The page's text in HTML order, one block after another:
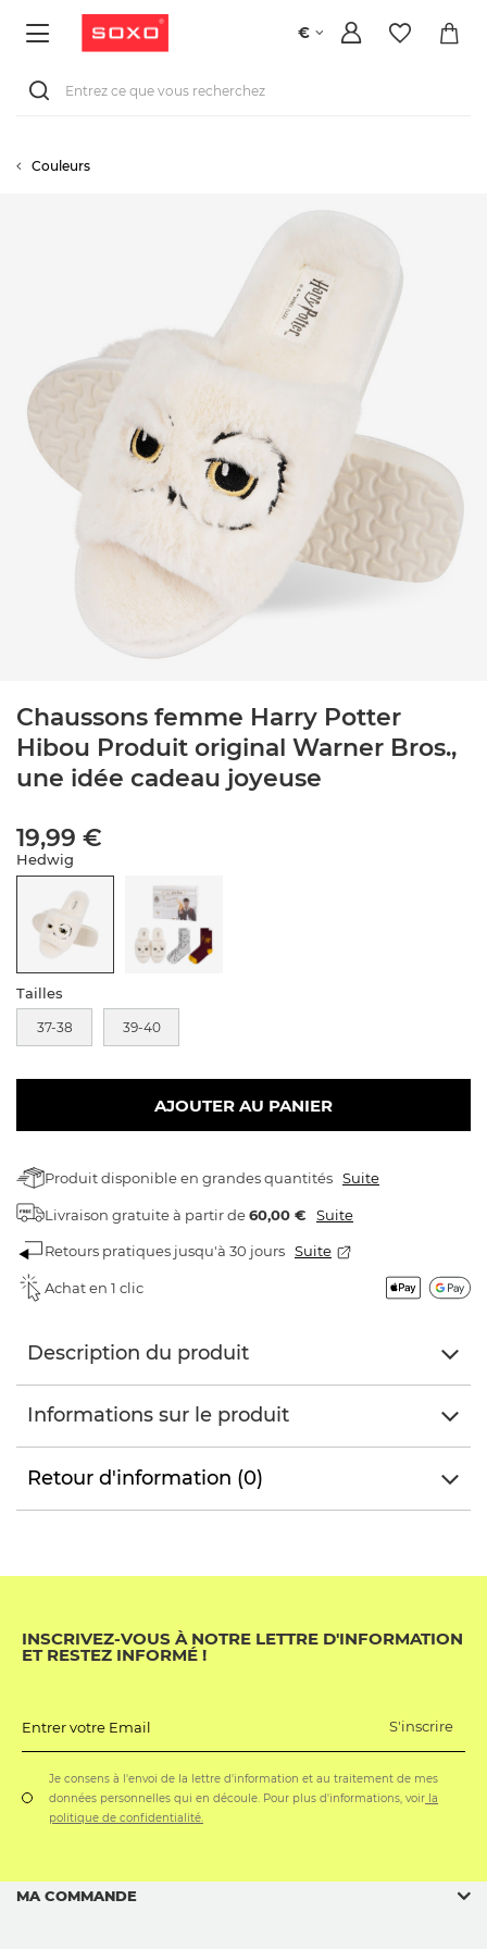
€
Couleurs
Chaussons femme Harry Potter
Hibou Produit original Warner Bros.,
une idée cadeau joyeuse
19,99 €
Hedwig
Tailles
37-38 39-40
AJOUTER AU PANIER
Produit disponible en grandes quantités Suite
Livraison gratuiteà partir de60,00 € Suite
Retours pratiques jusqu'à 30 jours Suite
Achat en 1 clic
Description du produit
Informations sur le produit
Retour d'information (0)
INSCRIVEZ-VOUS À NOTRE LETTRE D'INFORMATION
ET RESTEZ INFORMÉ !
Entrer votre Email S'inscrire
Je consens à l'envoi de la lettre d'information et au traitement de mes
données personnelles qui en découle. Pour plus d'informations, voir la
politique de confidentialité.
MA COMMANDE